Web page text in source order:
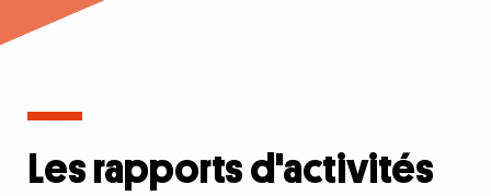
Les rapports d'activités